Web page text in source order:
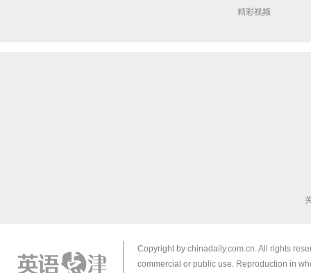
精彩视频
Copyright by chinadaily.com.cn. All rights
commercial or public use. Reproduction in